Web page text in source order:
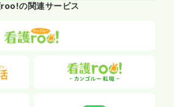
の関連サービス